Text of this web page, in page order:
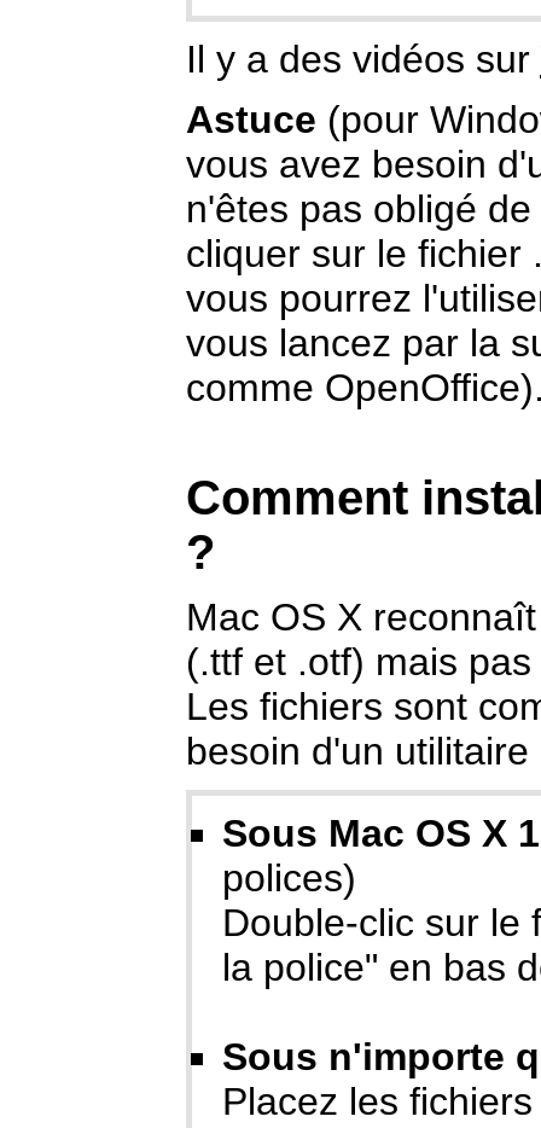
Il y a des vidéos sur
Astuce (pour
vous avez besoin
n'êtes pas obligé
cliquer sur le fichier
vous pourrez
vous lancez par la
comme
Comment
?
Mac OS X
(.ttf et .otf) mais
Les fichiers sont
besoin d'un
Sous Mac OS X
polices)
Double-clic sur le
la police" en bas
Sous n'importe
Placez les